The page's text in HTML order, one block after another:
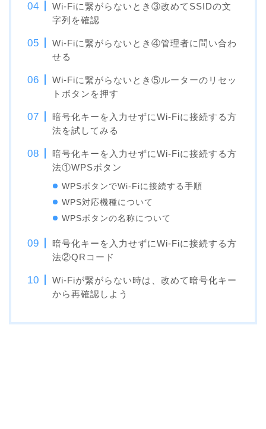
Wi-Fiに繋がらないとき③改めてSSIDの文
字列を確認
Wi-Fiに繋がらないとき④管理者に問い合わ
せる
Wi-Fiに繋がらないとき⑤ルーターのリセッ
トボタンを押す
暗号化キーを入力せずにWi-Fiに接続する方
法を試してみる
暗号化キーを入力せずにWi-Fiに接続する方
法①WPSボタン
WPSボタンでWi-Fiに接続する手順
WPS対応機種について
WPSボタンの名称について
暗号化キーを入力せずにWi-Fiに接続する方
法②QRコード
Wi-Fiが繋がらない時は、改めて暗号化キー
から再確認しよう